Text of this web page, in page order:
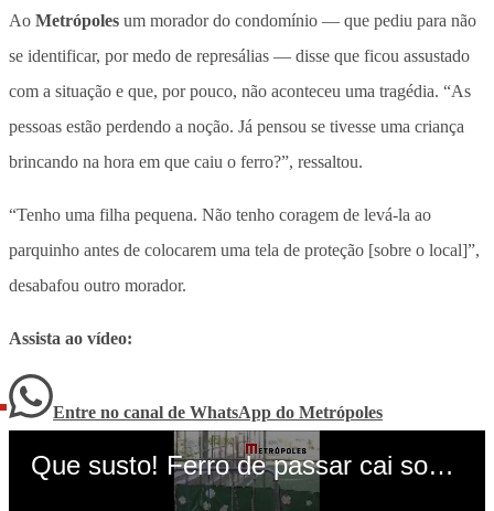
Ao Metrópoles um morador do condomínio — que pediu para não
se identificar, por medo de represálias — disse que ficou assustado
com a situação e que, por pouco, não aconteceu uma tragédia. “As
pessoas estão perdendo a noção. Já pensou se tivesse uma criança
brincando na hora em que caiu o ferro?”, ressaltou.
“Tenho uma filha pequena. Não tenho coragem de levá-la ao
parquinho antes de colocarem uma tela de proteção [sobre o local]”,
desabafou outro morador.
Assista ao vídeo:
Entre no canal de WhatsApp do Metrópoles